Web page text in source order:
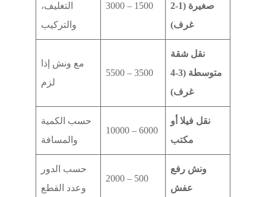
صغيرة (1-2
غرف)
1500 – 3000
التغليف،
والتركيب
نقل شقة
متوسطة (3-4
غرف)
3500 – 5500
مع ونش إذا
لزم
نقل فيلا أو
مكتب
6000 – 10000
حسب الكمية
والمسافة
ونش رفع
عفش
500 – 2000
حسب الدور
وعدد القطع